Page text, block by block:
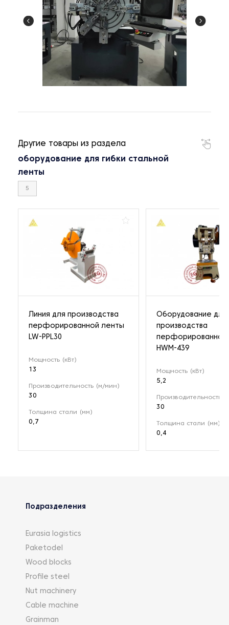
Другие товары из раздела
оборудование для гибки стальной
ленты
5
Линия для производства
перфорированной ленты
LW-PPL30
Мощность (кВт)
13
Производительность (м/мин)
30
Толщина стали (мм)
0,7
Оборудование для
производства
перфорированной
HWM-439
Мощность (кВт)
5,2
Производительность
30
Толщина стали (мм)
0,4
Подразделения
Eurasia logistics
Paketodel
Wood blocks
Profile steel
Nut machinery
Cable machine
Grainman